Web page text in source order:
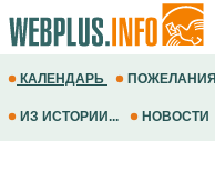
КАЛЕНДАРЬ ПОЖЕЛАНИЯ
ИЗ ИСТОРИИ... НОВОСТИ